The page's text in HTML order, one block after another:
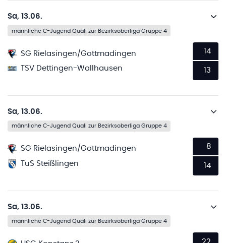
Sa, 13.06.
männliche C-Jugend Quali zur Bezirksoberliga Gruppe 4
SG Rielasingen/Gottmadingen
TSV Dettingen-Wallhausen
14
13
Sa, 13.06.
männliche C-Jugend Quali zur Bezirksoberliga Gruppe 4
SG Rielasingen/Gottmadingen
TuS Steißlingen
8
14
Sa, 13.06.
männliche C-Jugend Quali zur Bezirksoberliga Gruppe 4